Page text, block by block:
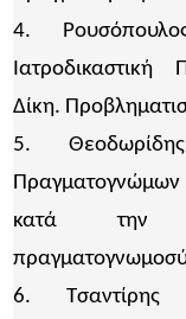
4.
Δίκη.
5. Θεοδωρίδης
Πραγματογνώμων
κατά την
6. Τσαντίρης